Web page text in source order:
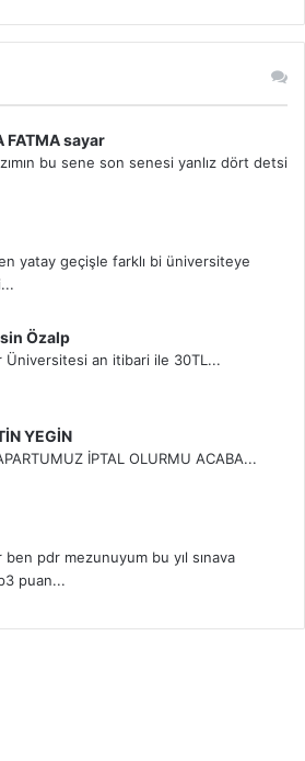
FATMA sayar
bu sene son senesi yanlız dört detsi
yatay geçişle farklı bi üniversiteye
Özalp
Üniversitesi an itibari ile 30TL...
YEGİN
İPTAL OLURMU ACABA...
ben pdr mezunuyum bu yıl sınava
puan...